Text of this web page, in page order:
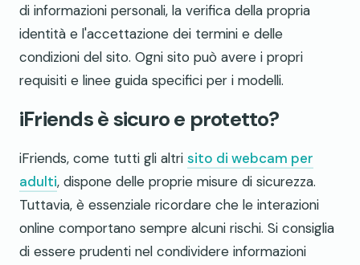
di informazioni personali, la verifica della propria
identità e l'accettazione dei termini e delle
condizioni del sito. Ogni sito può avere i propri
requisiti e linee guida specifici per i modelli.
iFriends è sicuro e protetto?
iFriends, come tutti gli altri sito di webcam per
adulti, dispone delle proprie misure di sicurezza.
Tuttavia, è essenziale ricordare che le interazioni
online comportano sempre alcuni rischi. Si consiglia
di essere prudenti nel condividere informazioni